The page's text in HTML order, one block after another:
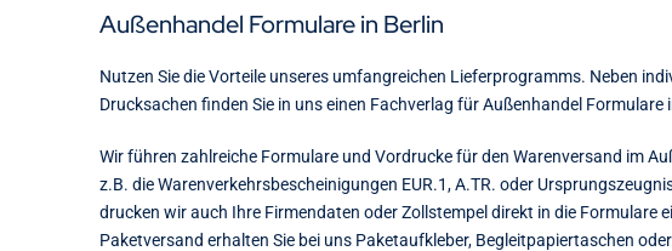
Außenhandel Formulare in Berlin
Nutzen Sie die Vorteile unseres umfangreichen Lieferprogramms. Neben
Drucksachen finden Sie in uns einen Fachverlag für Außenhandel Formulare
Wir führen zahlreiche Formulare und Vordrucke für den Warenversand im
z.B. die Warenverkehrsbescheinigungen EUR.1, A.TR. oder
drucken wir auch Ihre Firmendaten oder Zollstempel direkt in die Formulare
Paketversand erhalten Sie bei uns Paketaufkleber, Begleitpapiertaschen oder